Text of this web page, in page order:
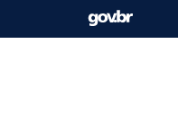
Skip to main content